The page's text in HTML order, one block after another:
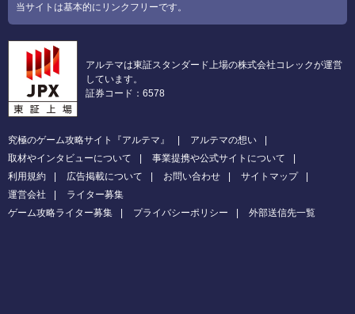
当サイトは基本的にリンクフリーです。
アルテマは東証スタンダード上場の株式会社コレックが運営
しています。
証券コード：6578
究極のゲーム攻略サイト『アルテマ』
アルテマの想い
取材やインタビューについて
事業提携や公式サイトについて
利用規約
広告掲載について お問い合わせ
サイトマップ
運営会社
ライター募集
ゲーム攻略ライター募集
プライバシーポリシー 外部送信先一覧